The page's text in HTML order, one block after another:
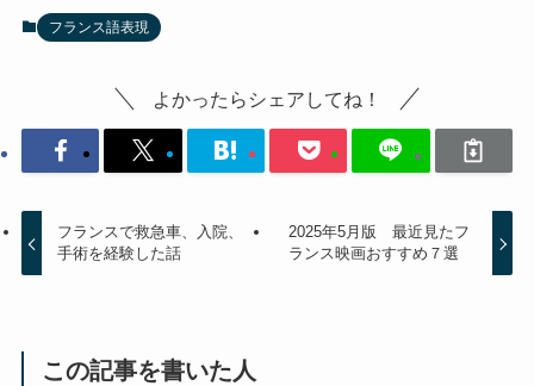
フランス語表現
よかったらシェアしてね！
フランスで救急車、入院、
手術を経験した話
2025年5月版 最近見たフ
ランス映画おすすめ７選
この記事を書いた人